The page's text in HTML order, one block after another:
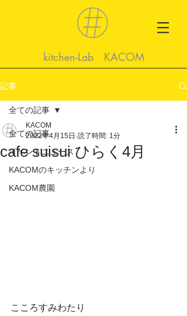
kitchen-Lab KACOM
記事
全ての記事
イベントニュース
KACOMのキッチンより
KACOM農園
全ての記事
cafe suisui ひらく4月
KACOM
2022年4月15日 読了時間: 1分
こころすみわたり